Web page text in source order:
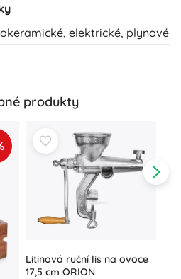
elektrické, plynové
produkty
Litinová ruční lis na ovoce
17,5 cm ORION